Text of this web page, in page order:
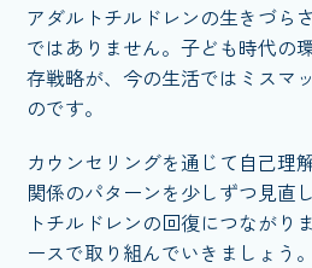
アダルトチルドレンの生きづら
ではありません。子ども時代の
存戦略が、今の生活ではミスマ
のです。
カウンセリングを通じて自己理
関係のパターンを少しずつ見直
トチルドレンの回復につながり
ースで取り組んでいきましょう。